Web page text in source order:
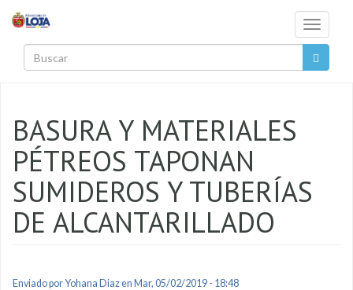
Toggle
BASURA Y MATERIALES
PÉTREOS TAPONAN
SUMIDEROS Y TUBERÍAS
DE ALCANTARILLADO
Enviado porYohana Diazen Mar, 05/02/2019 - 18:48